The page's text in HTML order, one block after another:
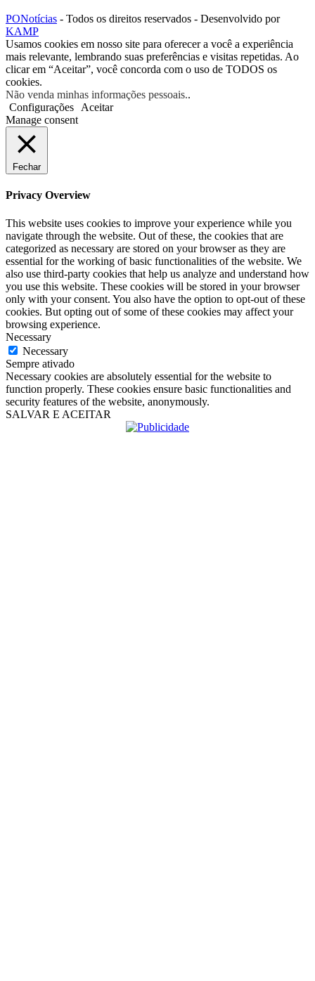
PONotícias - Todos os direitos reservados - Desenvolvido por
KAMP
Usamos cookies em nosso site para oferecer a você a experiência
mais relevante, lembrando suas preferências e visitas repetidas. Ao
clicar em “Aceitar”, você concorda com o uso de TODOS os
cookies.
Não venda minhas informações pessoais..
Configurações
Aceitar
Manage consent
Fechar
Privacy Overview
This website uses cookies to improve your experience while you
navigate through the website. Out of these, the cookies that are
categorized as necessary are stored on your browser as they are
essential for the working of basic functionalities of the website. We
also use third-party cookies that help us analyze and understand how
you use this website. These cookies will be stored in your browser
only with your consent. You also have the option to opt-out of these
cookies. But opting out of some of these cookies may affect your
browsing experience.
Necessary
Necessary
Sempre ativado
Necessary cookies are absolutely essential for the website to
function properly. These cookies ensure basic functionalities and
security features of the website, anonymously.
SALVAR E ACEITAR